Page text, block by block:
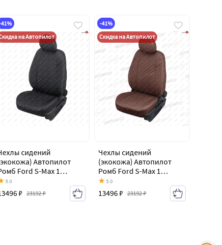
на Автопилот
сидений
Автопилот
Ford S-Max 1
(2006-
5.0
₽ 23192 ₽
-41%
Скидка на Автопилот
Чехлы сидений
(экокожа) Автопилот
Ромб Ford S-Max 1
дорестайлинг (2006-
2010)
5.0
13496 ₽ 23192 ₽